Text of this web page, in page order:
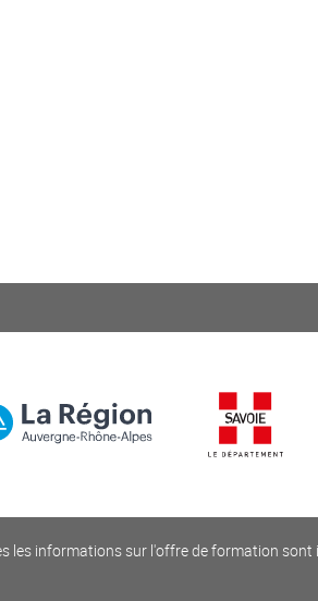
les informations sur l'offre de formation